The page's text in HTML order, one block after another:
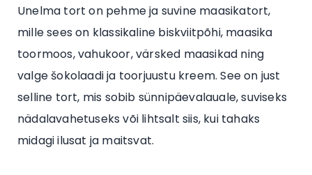
Unelma tort on pehme ja suvine maasikatort,
mille sees on klassikaline biskviitpõhi, maasika
toormoos, vahukoor, värsked maasikad ning
valge šokolaadi ja toorjuustu kreem. See on just
selline tort, mis sobib sünnipäevalauale, suviseks
nädalavahetuseks või lihtsalt siis, kui tahaks
midagi ilusat ja maitsvat.